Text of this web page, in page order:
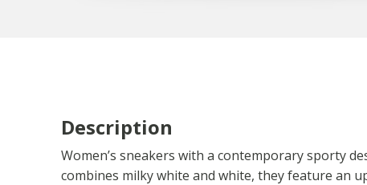
Description
Women’s sneakers with a contemporary sporty
combines milky white and white, they feature an